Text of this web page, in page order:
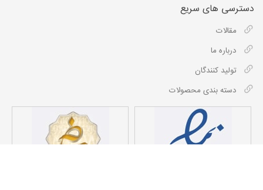
دسترسی های سریع
مقالات
درباره ما
تولید کنندگان
دسته بندی محصولات